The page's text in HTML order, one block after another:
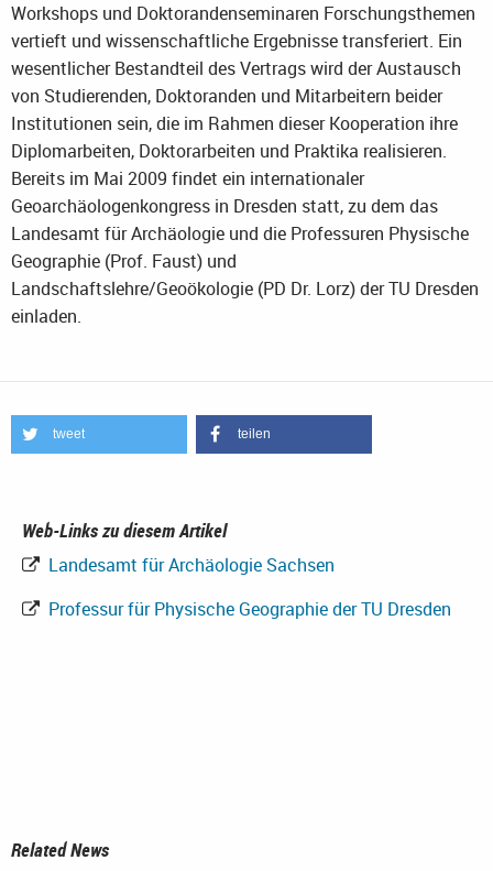
Workshops und Doktorandenseminaren Forschungsthemen
vertieft und wissenschaftliche Ergebnisse transferiert. Ein
wesentlicher Bestandteil des Vertrags wird der Austausch
von Studierenden, Doktoranden und Mitarbeitern beider
Institutionen sein, die im Rahmen dieser Kooperation ihre
Diplomarbeiten, Doktorarbeiten und Praktika realisieren.
Bereits im Mai 2009 findet ein internationaler
Geoarchäologenkongress in Dresden statt, zu dem das
Landesamt für Archäologie und die Professuren Physische
Geographie (Prof. Faust) und
Landschaftslehre/Geoökologie (PD Dr. Lorz) der TU Dresden
einladen.
tweet teilen
Web-Links zu diesem Artikel
Landesamt für Archäologie Sachsen
Professur für Physische Geographie der TU Dresden
Related News